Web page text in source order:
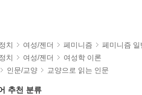
치 여성/젠더 페미니즘
페미니즘 일
치 여성/젠더
여성학 이론
인문/교양 교양으로 읽는 인문
추천 분류